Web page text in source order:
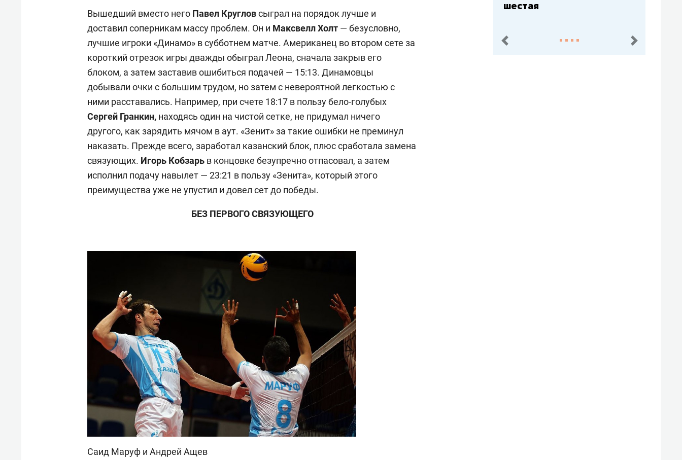
Вышедший вместо него Павел Кругловсыграл на порядок лучше и
доставил соперникам массу проблем. Он и Максвелл Холт — безусловно,
лучшие игроки «Динамо» в субботнем матче. Американец во втором сете за
короткий отрезок игры дважды обыграл Леона, сначала закрыв его
блоком, а затем заставив ошибиться подачей — 15:13. Динамовцы
добывали очки с большим трудом, но затем с невероятной легкостью с
ними расставались. Например, при счете 18:17 в пользу бело-голубых
Сергей Гранкин, находясь один на чистой сетке, не придумал ничего
другого, как зарядить мячом в аут. «Зенит» за такие ошибки не преминул
наказать. Прежде всего, заработал казанский блок, плюс сработала замена
связующих. Игорь Кобзарь в концовке безупречно отпасовал, а затем
исполнил подачу навылет — 23:21 в пользу «Зенита», который этого
преимущества уже не упустил и довел сет до победы.
БЕЗ ПЕРВОГО СВЯЗУЮЩЕГО
Саид Маруф и Андрей Ащев
пред. след.